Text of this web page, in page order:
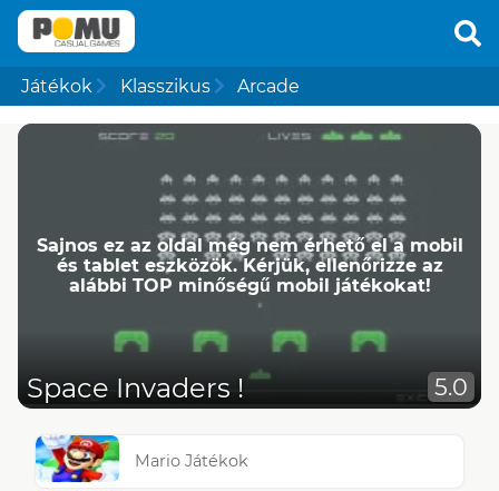
Játékok Klasszikus Arcade
Sajnos ez az oldal még nem érhető el a mobil
és tablet eszközök. Kérjük, ellenőrizze az
alábbi TOP minőségű mobil játékokat!
Space Invaders ! 5.0
Mario Játékok